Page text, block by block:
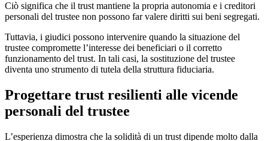
Ciò significa che il trust mantiene la propria autonomia e i creditori
personali del trustee non possono far valere diritti sui beni segregati.
Tuttavia, i giudici possono intervenire quando la situazione del
trustee compromette l’interesse dei beneficiari o il corretto
funzionamento del trust. In tali casi, la sostituzione del trustee
diventa uno strumento di tutela della struttura fiduciaria.
Progettare trust resilienti alle vicende
personali del trustee
L’esperienza dimostra che la solidità di un trust dipende molto dalla